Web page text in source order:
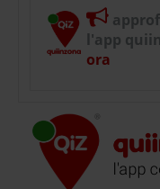
l'app
ora